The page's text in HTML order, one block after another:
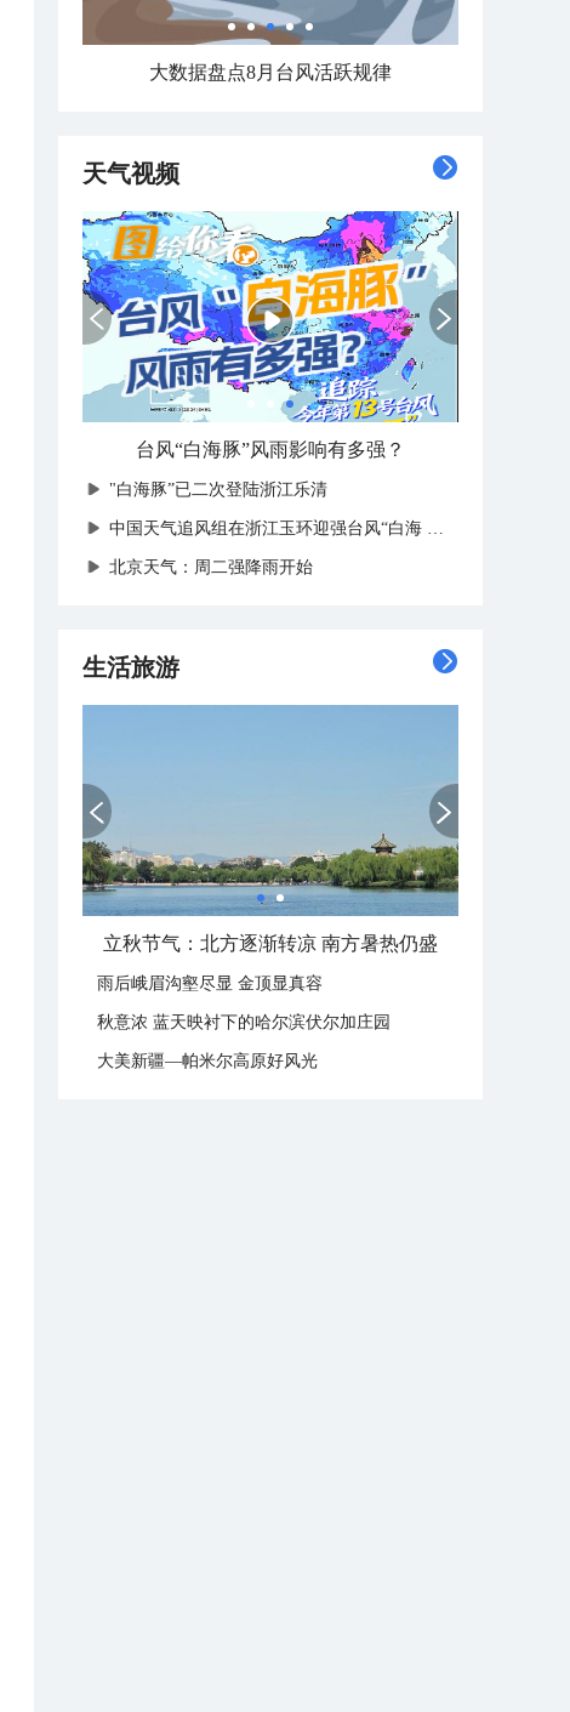
天气视频
8月10日全国航空天气预报
"白海豚”已二次登陆浙江乐清
中国天气追风组在浙江玉环迎强台风“白海豚”登陆
北京天气：周二强降雨开始
生活旅游
雨后峨眉沟壑尽显 金顶显真容
秋意浓 蓝天映衬下的哈尔滨伏尔加庄园
大美新疆—帕米尔高原好风光